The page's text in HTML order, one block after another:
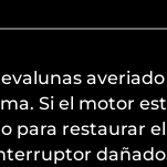
Si el motor
para restaurar el